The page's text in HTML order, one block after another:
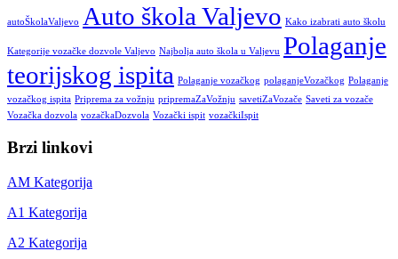
autoŠkolaValjevo Auto škola Valjevo Kako izabrati auto školu
Kategorije vozačke dozvole Valjevo Najbolja auto škola u Valjevu Polaganje
teorijskog ispita Polaganje vozačkog polaganjeVozačkog Polaganje
vozačkog ispita Priprema za vožnju pripremaZaVožnju savetiZaVozače Saveti za vozače
Vozačka dozvola vozačkaDozvola Vozački ispit vozačkiIspit
Brzi linkovi
AM Kategorija
A1 Kategorija
A2 Kategorija